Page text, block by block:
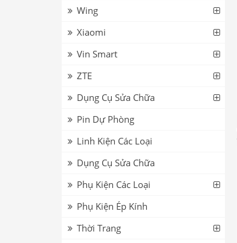
Wing
Xiaomi
Vin Smart
ZTE
Dụng Cụ Sửa Chữa
Pin Dự Phòng
Linh Kiện Các Loại
Dụng Cụ Sửa Chữa
Phụ Kiện Các Loại
Phụ Kiện Ép Kính
Thời Trang